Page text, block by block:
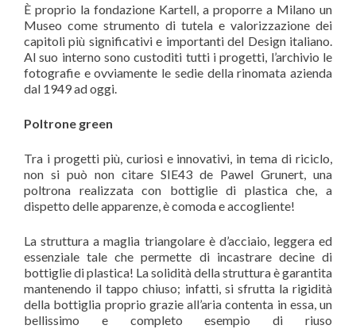
È proprio la fondazione Kartell, a proporre a Milano un
Museo come strumento di tutela e valorizzazione dei
capitoli più significativi e importanti del Design italiano.
Al suo interno sono custoditi tutti i progetti, l’archivio le
fotografie e ovviamente le sedie della rinomata azienda
dal 1949 ad oggi.
Poltrone green
Tra i progetti più, curiosi e innovativi, in tema di riciclo,
non si può non citare SIE43 de Pawel Grunert, una
poltrona realizzata con bottiglie di plastica che, a
dispetto delle apparenze, è comoda e accogliente!
La struttura a maglia triangolare è d’acciaio, leggera ed
essenziale tale che permette di incastrare decine di
bottiglie di plastica! La solidità della struttura è garantita
mantenendo il tappo chiuso; infatti, si sfrutta la rigidità
della bottiglia proprio grazie all’aria contenta in essa, un
bellissimo e completo esempio di riuso